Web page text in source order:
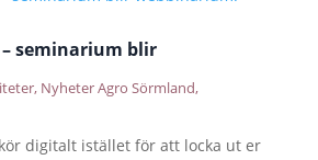
seminarium blir
, Nyheter Agro Sörmland,
digitalt istället för att locka ut er